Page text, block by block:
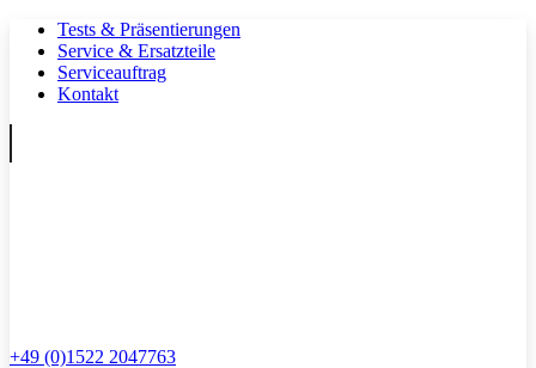
Tests & Präsentierungen
Service & Ersatzteile
Serviceauftrag
Kontakt
+49 (0)1522 2047763